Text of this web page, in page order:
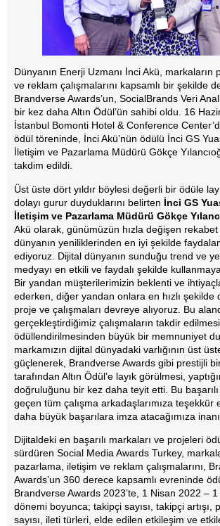
Dünyanın Enerji Uzmanı İnci Akü, markaların
ve reklam çalışmalarını kapsamlı bir şekilde
Brandverse Awards’un, SocialBrands Veri
bir kez daha Altın Ödül’ün sahibi oldu. 16
İstanbul Bomonti Hotel & Conference
ödül töreninde, İnci Akü’nün ödülü İnci GS
İletişim ve Pazarlama Müdürü Gökçe
takdim edildi.
Üst üste dört yıldır böylesi değerli bir ödüle
dolayı gurur duyduklarını belirten İnci GS
İletişim ve Pazarlama Müdürü Gökçe
Akü olarak, günümüzün hızla değişen
dünyanın yeniliklerinden en iyi şekilde
ediyoruz. Dijital dünyanın sunduğu trend ve
medyayı en etkili ve faydalı şekilde
Bir yandan müşterilerimizin beklenti ve
ederken, diğer yandan onlara en hızlı şekilde
proje ve çalışmaları devreye alıyoruz. Bu
gerçekleştirdiğimiz çalışmaların takdir
ödüllendirilmesinden büyük bir memnuniyet
markamızın dijital dünyadaki varlığının üst
güçlenerek, Brandverse Awards gibi prestijli
tarafından Altın Ödül’e layık görülmesi,
doğruluğunu bir kez daha teyit etti. Bu
geçen tüm çalışma arkadaşlarımıza teşekkür
daha büyük başarılara imza atacağımıza
Dijitaldeki en başarılı markaları ve projeleri
sürdüren Social Media Awards Turkey,
pazarlama, iletişim ve reklam çalışmalarını,
Awards’un 360 derece kapsamlı evreninde
Brandverse Awards 2023’te, 1 Nisan 2022 –
dönemi boyunca; takipçi sayısı, takipçi artışı,
sayısı, ileti türleri, elde edilen etkileşim ve